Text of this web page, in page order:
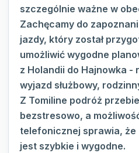
szczególnie ważne w
Zachęcamy do
jazdy, który został
umożliwić wygodne
z Holandii do Hajnowka -
wyjazd służbowy,
Z Tomiline podróż
bezstresowo, a
telefonicznej sprawia,
jest szybkie i wygodne.